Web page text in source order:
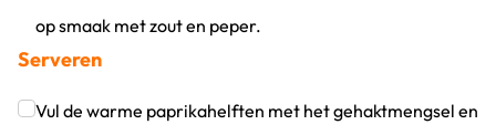
op smaak met zout en peper.
Klik om dit selectievakje aan te vinken
Serveren
Vul de warme paprikahelften met het gehaktmengsel en